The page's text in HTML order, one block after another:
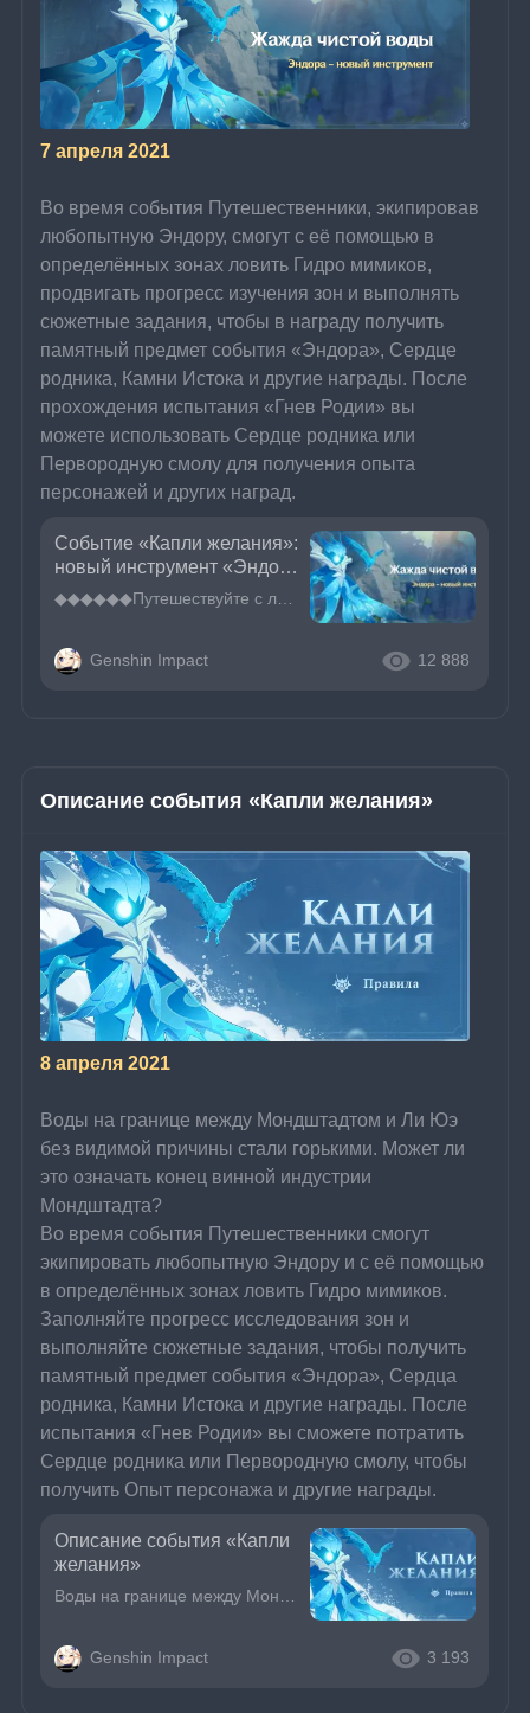
7 апреля 2021
Во время события Путешественники, экипировав
любопытную Эндору, смогут с её помощью в
определённых зонах ловить Гидро мимиков,
продвигать прогресс изучения зон и выполнять
сюжетные задания, чтобы в награду получить
памятный предмет события «Эндора», Сердце
родника, Камни Истока и другие награды. После
прохождения испытания «Гнев Родии» вы
можете использовать Сердце родника или
Первородную смолу для получения опыта
персонажей и других наград.
Событие «Капли желания»:
новый инструмент «Эндор
а»
◆◆◆◆◆◆Путешествуйте с любопытной Эндорой!◆◆◆◆◆◆Во время события Путешественники, экипировав любопытную Эндору, смогут с её помощью в определённых зонах ловить Гидро мимиков, продвигать прогресс изучен
Genshin Impact 12 888
Описание события «Капли желания»
8 апреля 2021
Воды на границе между Мондштадтом и Ли Юэ
без видимой причины стали горькими. Может ли
это означать конец винной индустрии
Мондштадта?
Во время события Путешественники смогут
экипировать любопытную Эндору и с её помощью
в определённых зонах ловить Гидро мимиков.
Заполняйте прогресс исследования зон и
выполняйте сюжетные задания, чтобы получить
памятный предмет события «Эндора», Сердца
родника, Камни Истока и другие награды. После
испытания «Гнев Родии» вы сможете потратить
Сердце родника или Первородную смолу, чтобы
получить Опыт персонажа и другие награды.
Описание события «Капли
желания»
Genshin Impact 3 193